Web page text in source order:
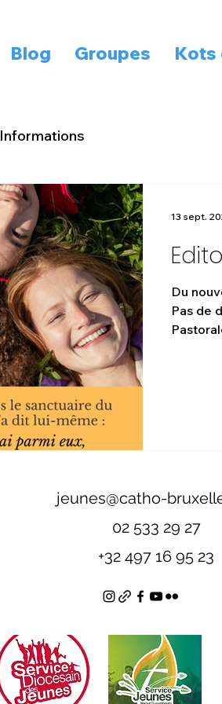
Blog Groupes Kots
Informations
Du
Pas de
13 sept.
jeunes@catho-
02 533 29 27
+32 497 16 95 23